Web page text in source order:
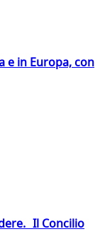
e in Europa, con
Il Concilio